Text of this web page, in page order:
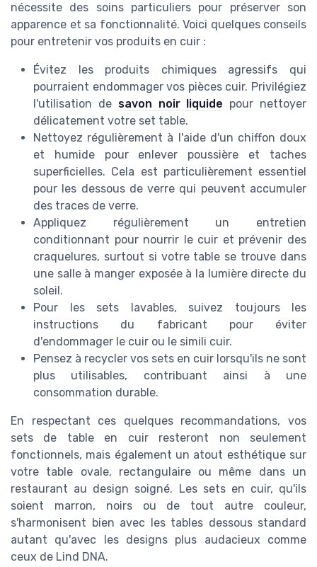
nécessite des soins particuliers pour préserver son
apparence et sa fonctionnalité. Voici quelques conseils
pour entretenir vos produits en cuir :
Évitez les produits chimiques agressifs qui
pourraient endommager vos pièces cuir. Privilégiez
l'utilisation de savon noir liquide pour nettoyer
délicatement votre set table.
Nettoyez régulièrement à l'aide d'un chiffon doux
et humide pour enlever poussière et taches
superficielles. Cela est particulièrement essentiel
pour les dessous de verre qui peuvent accumuler
des traces de verre.
Appliquez régulièrement un entretien
conditionnant pour nourrir le cuir et prévenir des
craquelures, surtout si votre table se trouve dans
une salle à manger exposée à la lumière directe du
soleil.
Pour les sets lavables, suivez toujours les
instructions du fabricant pour éviter
d'endommager le cuir ou le simili cuir.
Pensez à recycler vos sets en cuir lorsqu'ils ne sont
plus utilisables, contribuant ainsi à une
consommation durable.
En respectant ces quelques recommandations, vos
sets de table en cuir resteront non seulement
fonctionnels, mais également un atout esthétique sur
votre table ovale, rectangulaire ou même dans un
restaurant au design soigné. Les sets en cuir, qu'ils
soient marron, noirs ou de tout autre couleur,
s'harmonisent bien avec les tables dessous standard
autant qu'avec les designs plus audacieux comme
ceux de Lind DNA.